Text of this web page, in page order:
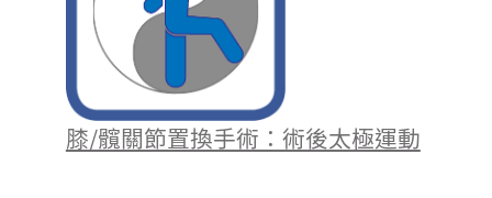
膝/髖關節置換手術：術後太極運動